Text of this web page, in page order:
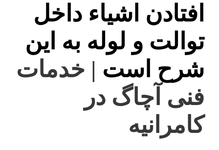
افتادن اشیاء داخل
توالت و لوله به این
شرح است | خدمات
فنی آچاگ در
کامرانیه